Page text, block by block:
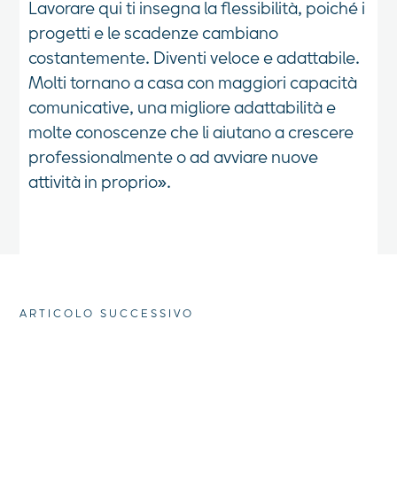
Lavorare qui ti insegna la flessibilità, poiché i
progetti e le scadenze cambiano
costantemente. Diventi veloce e adattabile.
Molti tornano a casa con maggiori capacità
comunicative, una migliore adattabilità e
molte conoscenze che li aiutano a crescere
professionalmente o ad avviare nuove
attività in proprio».
ARTICOLO SUCCESSIVO